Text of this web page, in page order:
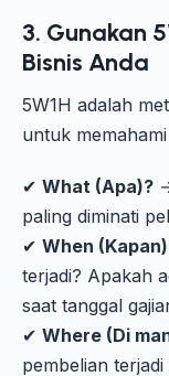
3. Gunakan
Bisnis Anda
5W1H adalah
untuk
✔ What (Apa)?
paling diminati
✔ When
terjadi? Apakah
saat tanggal
✔ Where (Di
pembelian